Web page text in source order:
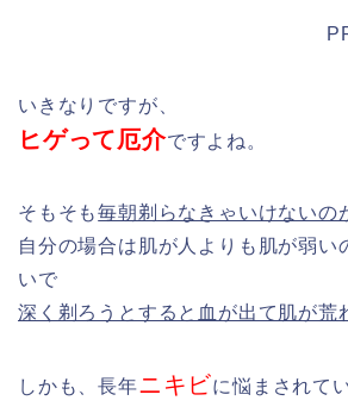
いきなりですが、
ヒゲって厄介ですよね。
そもそも毎朝剃らなきゃいけないの
自分の場合は肌が人よりも肌が弱い
いで
深く剃ろうとすると血が出て肌が荒
しかも、長年ニキビに悩まされて